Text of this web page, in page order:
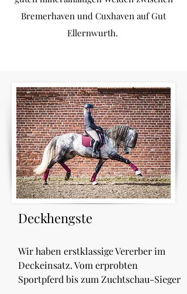
Bremerhaven und Cuxhaven auf Gut
Ellernwurth. ​
Deckhengste
Wir haben erstklassige Vererber im
Deckeinsatz. Vom erprobten
Sportpferd bis zum Zuchtschau-Sieger